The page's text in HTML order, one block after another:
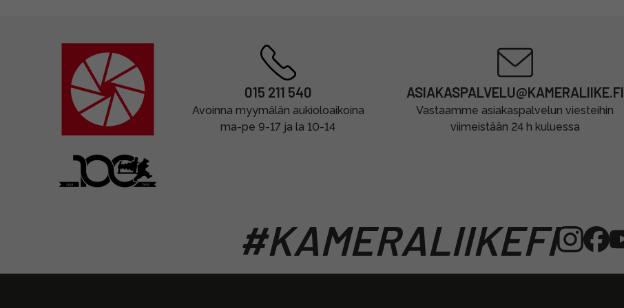
015 211 540
Avoinna myymälän aukioloaikoina
ma-pe 9-17 ja la 10-14
ASIAKASPALVELU@KAMERALIIKE.FI
Vastaamme asiakaspalvelun viesteihin
viimeistään 24 h kuluessa
#KAMERALIIKEFI